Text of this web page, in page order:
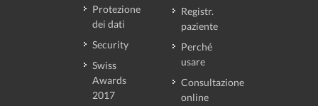
Protezione
dei dati
Security
Swiss
Awards
2017
Registr.
paziente
Perché
usare
Consultazione
online